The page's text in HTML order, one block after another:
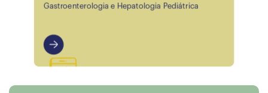
Gastroenterologia e Hepatologia Pediátrica